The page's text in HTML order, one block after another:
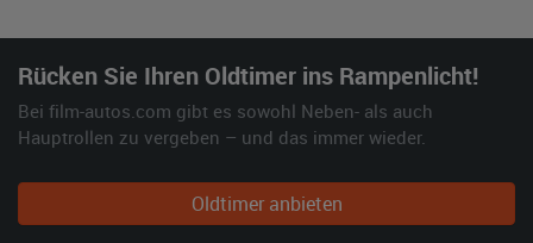
Rücken Sie Ihren Oldtimer ins Rampenlicht!
Bei film-autos.com gibt es sowohl Neben- als auch
Hauptrollen zu vergeben – und das immer wieder.
Oldtimer anbieten